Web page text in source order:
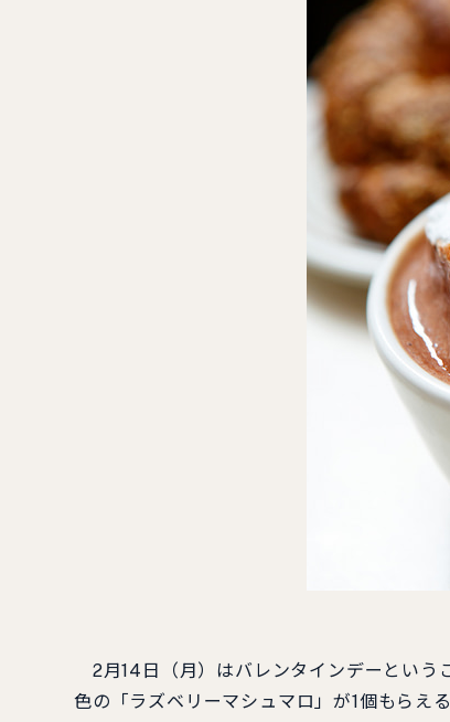
2月14日（月）はバレンタインデーという
色の「ラズベリーマシュマロ」が1個もらえ